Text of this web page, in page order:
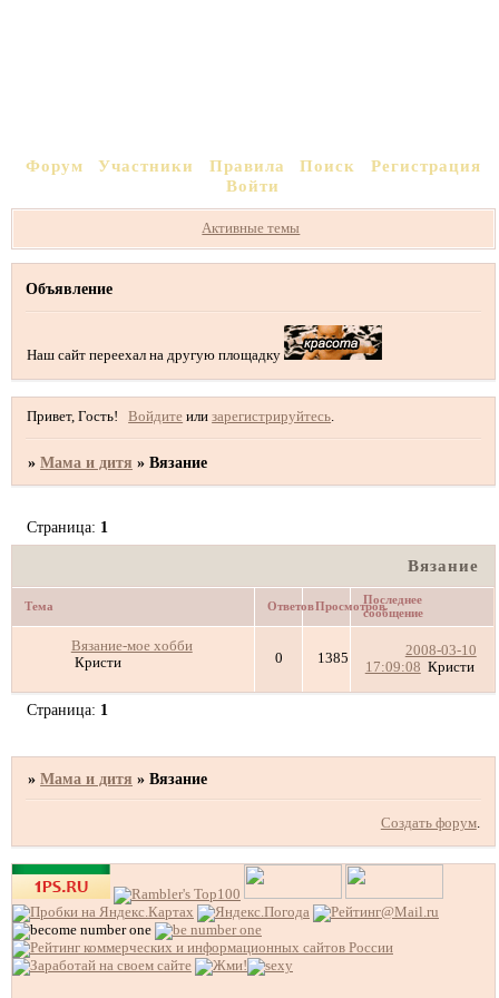
Форум Участники Правила Поиск
Регистрация
Войти
Активные темы
Объявление
Наш сайт переехал на другую площадку
Привет, Гость! Войдите илизарегистрируйтесь
»Мама и дитя »Вязание
Вязание
Страница: 1
Тема ОтветовПросмотровПоследнее
сообщение
Вязание-мое хобби
Кристи
0 1385
2008-03-10
17:09:08 Кристи
Страница: 1
»Мама и дитя »Вязание
Создать форум.